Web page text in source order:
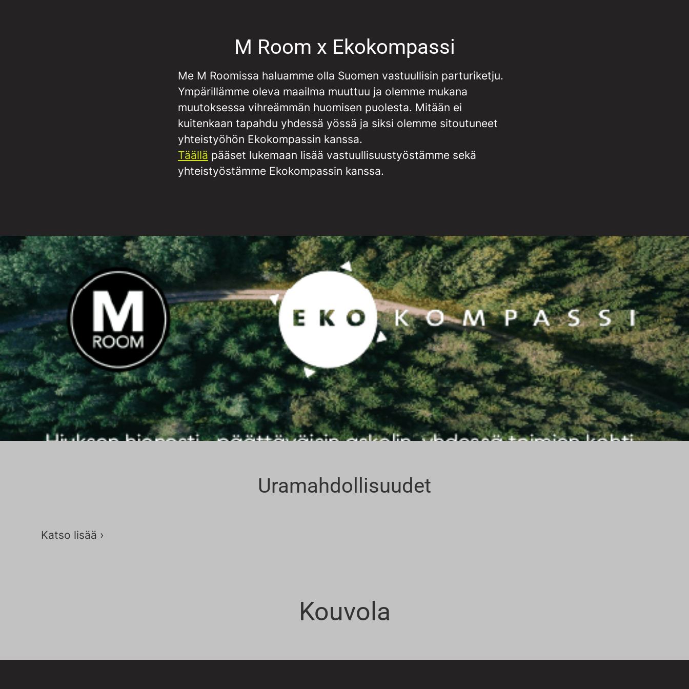
M Room x Ekokompassi
Me M Roomissa haluamme olla Suomen vastuullisin parturiketju.
Ympärillämme oleva maailma muuttuu ja olemme mukana
muutoksessa vihreämmän huomisen puolesta. Mitään ei
kuitenkaan tapahdu yhdessä yössä ja siksi olemme sitoutuneet
yhteistyöhön Ekokompassin kanssa.
Täällä pääset lukemaan lisää vastuullisuustyöstämme sekä
yhteistyöstämme Ekokompassin kanssa.
Uramahdollisuudet
Katso lisää ›
Kouvola